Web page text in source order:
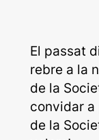
El passat
rebre a la
de la
convidar a
de la